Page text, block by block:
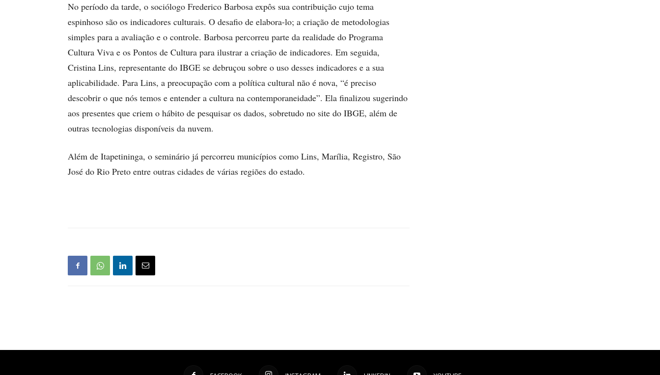
No período da tarde, o sociólogo Frederico Barbosa expôs sua contribuição cujo tema
espinhoso são os indicadores culturais. O desafio de elabora-lo; a criação de metodologias
simples para a avaliação e o controle. Barbosa percorreu parte da realidade do Programa
Cultura Viva e os Pontos de Cultura para ilustrar a criação de indicadores. Em seguida,
Cristina Lins, representante do IBGE se debruçou sobre o uso desses indicadores e a sua
aplicabilidade. Para Lins, a preocupação com a política cultural não é nova, “é preciso
descobrir o que nós temos e entender a cultura na contemporaneidade”. Ela finalizou sugerindo
aos presentes que criem o hábito de pesquisar os dados, sobretudo no site do IBGE, além de
outras tecnologias disponíveis da nuvem.
Além de Itapetininga, o seminário já percorreu municípios como Lins, Marília, Registro, São
José do Rio Preto entre outras cidades de várias regiões do estado.